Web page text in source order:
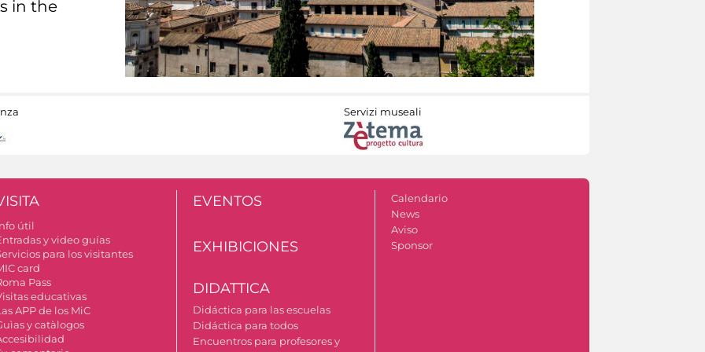
in the
Servizi museali
útil
y video guías
para los visitantes
card
Pass
educativas
APP de los MiC
y catàlogos
EVENTOS
EXHIBICIONES
DIDATTICA
Didáctica para las escuelas
Didáctica para todos
Encuentros para profesores y
Calendario
News
Aviso
Sponsor